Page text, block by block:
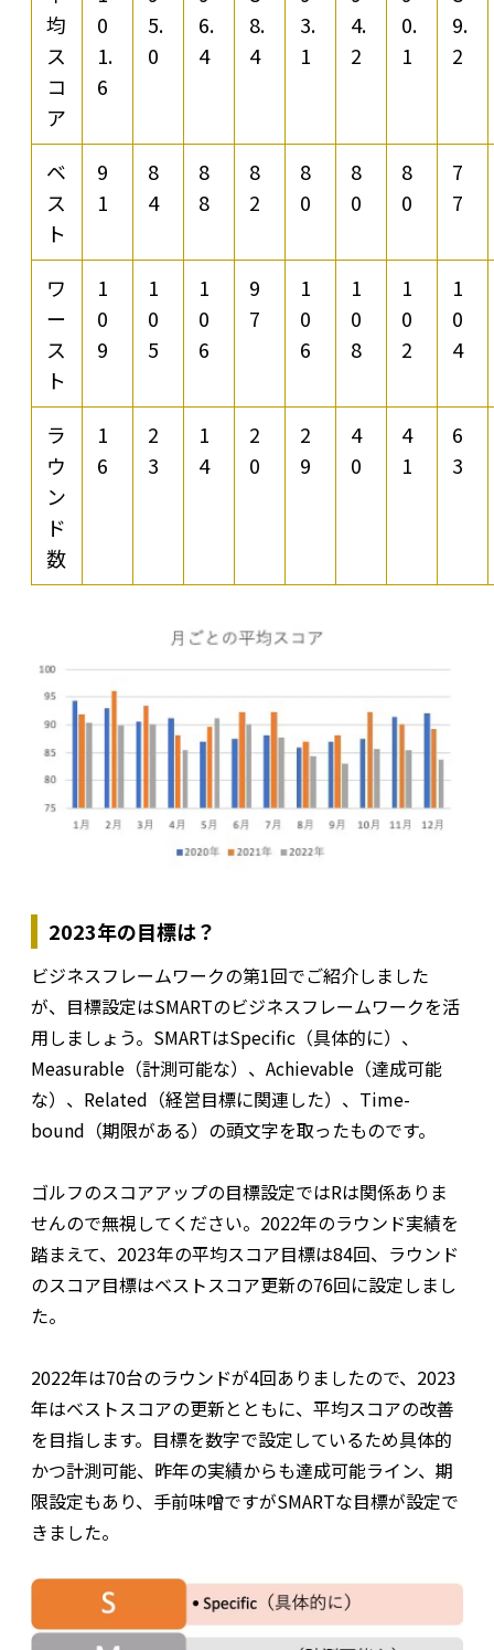
均
ス
コ
ア
0
1.
6
5.
0
6.
4
8.
4
3.
1
4.
2
0.
1
9.
2
ベ
ス
ト
9
1
8
4
8
8
8
2
8
0
8
0
8
0
7
7
ワ
ー
ス
ト
1
0
9
1
0
5
1
0
6
9
7
1
0
6
1
0
8
1
0
2
1
0
4
ラ
ウ
ン
ド
数
1
6
2
3
1
4
2
0
2
9
4
0
4
1
6
3
2023年の目標は？
ビジネスフレームワークの第1回でご紹介しました
が、目標設定はSMARTのビジネスフレームワークを活
用しましょう。SMARTはSpecific（具体的に）、
Measurable（計測可能な）、Achievable（達成可能
な）、Related（経営目標に関連した）、Time-
bound（期限がある）の頭文字を取ったものです。
ゴルフのスコアアップの目標設定ではRは関係ありま
せんので無視してください。2022年のラウンド実績を
踏まえて、2023年の平均スコア目標は84回、ラウンド
のスコア目標はベストスコア更新の76回に設定しまし
た。
2022年は70台のラウンドが4回ありましたので、2023
年はベストスコアの更新とともに、平均スコアの改善
を目指します。目標を数字で設定しているため具体的
かつ計測可能、昨年の実績からも達成可能ライン、期
限設定もあり、手前味噌ですがSMARTな目標が設定で
きました。